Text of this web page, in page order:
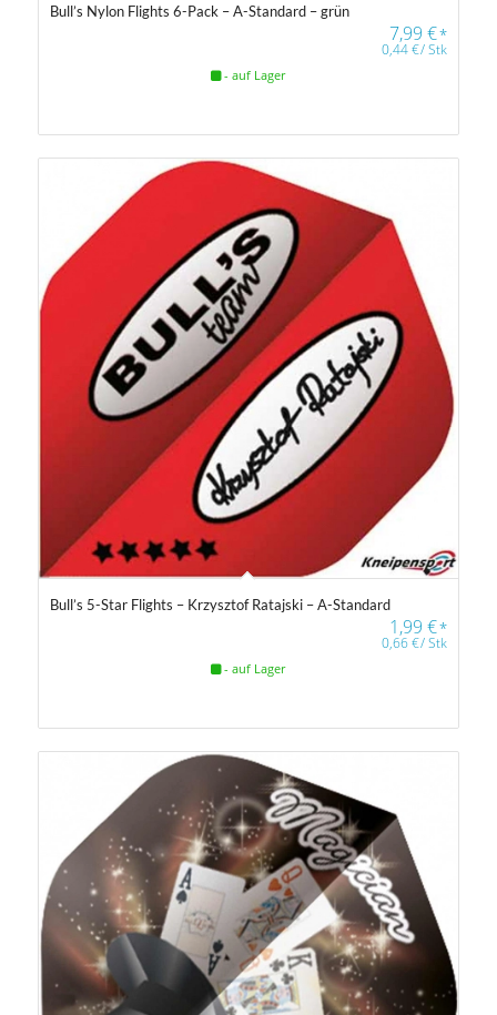
Bull’s Nylon Flights 6-Pack – A-Standard – grün
7,99€*
0,44€/Stk
- auf Lager
Bull’s 5-Star Flights – Krzysztof Ratajski – A-Standard
1,99€*
0,66€/Stk
- auf Lager